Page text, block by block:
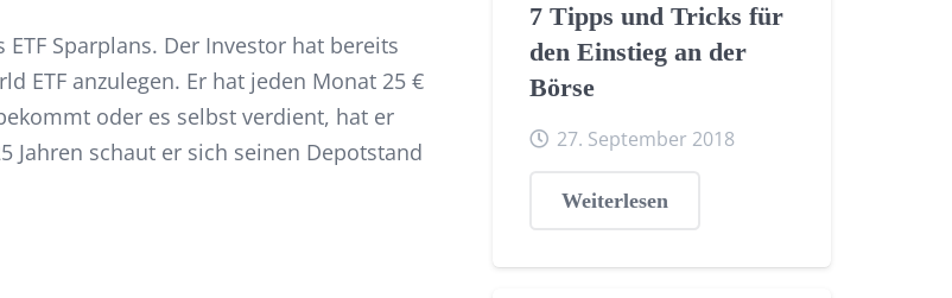
Sparplans. Der Investor hat bereits
ETF anzulegen. Er hat jeden Monat 25 €
oder es selbst verdient, hat er
Jahren schaut er sich seinen Depotstand
7 Tipps und Tricks für
den Einstieg an der
Börse
27. September 2018
Weiterlesen